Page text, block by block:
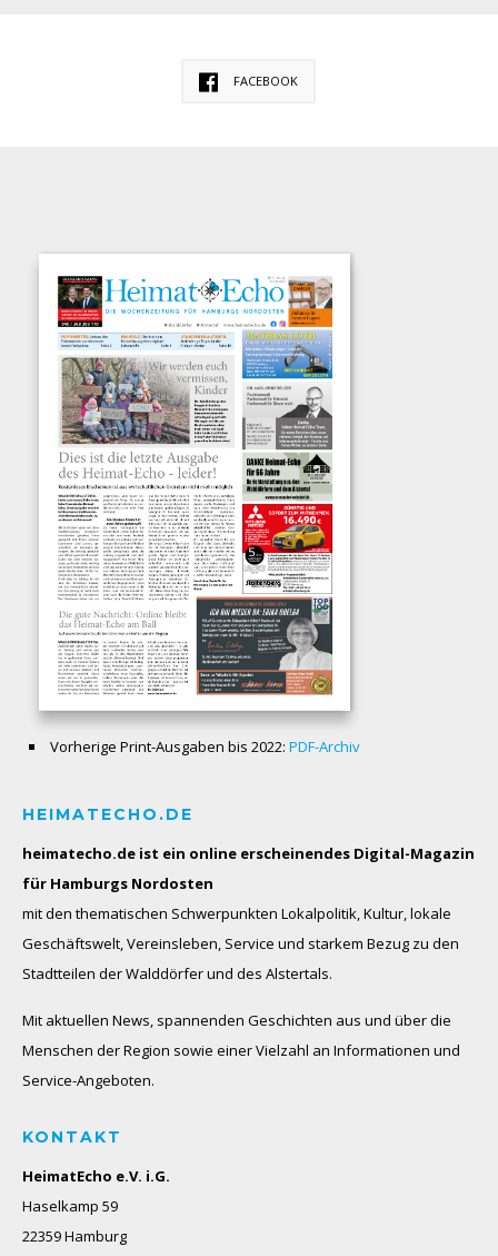
FACEBOOK
Vorherige Print-Ausgaben bis 2022: PDF-Archiv
HEIMATECHO.DE
heimatecho.de ist ein online erscheinendes Digital-Magazin
für Hamburgs Nordosten
mit den thematischen Schwerpunkten Lokalpolitik, Kultur, lokale
Geschäftswelt, Vereinsleben, Service und starkem Bezug zu den
Stadtteilen der Walddörfer und des Alstertals.
Mit aktuellen News, spannenden Geschichten aus und über die
Menschen der Region sowie einer Vielzahl an Informationen und
Service-Angeboten.
KONTAKT
HeimatEcho e.V. i.G.
Haselkamp 59
22359 Hamburg